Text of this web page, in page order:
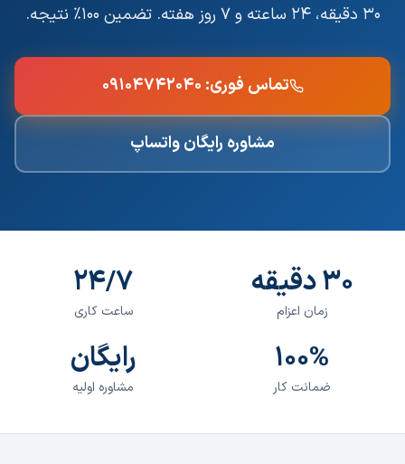
۳۰ دقیقه، ۲۴ ساعته و ۷ روز هفته. تضمین ۱۰۰٪ نتیجه.
تماس فوری: ۰۹۱۰۴۷۴۲۰۴۰
مشاوره رایگان واتساپ
۳۰ دقیقه
زمان اعزام
۲۴/۷
ساعت کاری
۱۰۰%
ضمانت کار
رایگان
مشاوره اولیه